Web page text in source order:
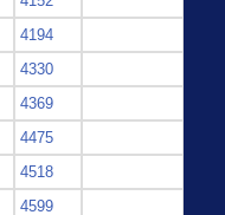
4194
4330
4369
4475
4518
4599